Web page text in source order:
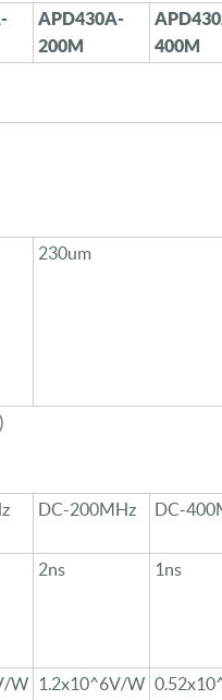
APD430A-
200M
APD430
400M
230um
DC-200MHz DC-
2ns 1ns
W 1.2x10^6V/W